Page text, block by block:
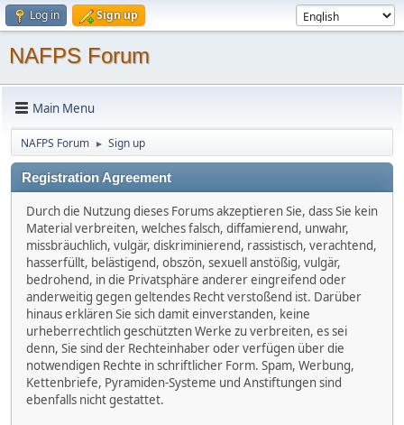
Log in Sign up
NAFPS Forum
Main Menu
NAFPS Forum ► Sign up
Registration Agreement
Durch die Nutzung dieses Forums akzeptieren Sie, dass Sie kein
Material verbreiten, welches falsch, diffamierend, unwahr,
missbräuchlich, vulgär, diskriminierend, rassistisch, verachtend,
hasserfüllt, belästigend, obszön, sexuell anstößig, vulgär,
bedrohend, in die Privatsphäre anderer eingreifend oder
anderweitig gegen geltendes Recht verstoßend ist. Darüber
hinaus erklären Sie sich damit einverstanden, keine
urheberrechtlich geschützten Werke zu verbreiten, es sei
denn, Sie sind der Rechteinhaber oder verfügen über die
notwendigen Rechte in schriftlicher Form. Spam, Werbung,
Kettenbriefe, Pyramiden-Systeme und Anstiftungen sind
ebenfalls nicht gestattet.